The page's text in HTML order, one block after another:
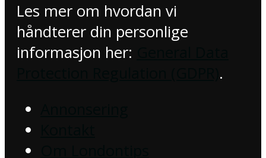
Les mer om hvordan vi
håndterer din personlige
informasjon her:
.